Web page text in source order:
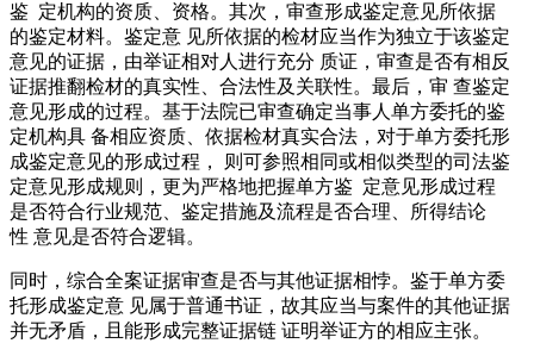
鉴 定机构的资质、资格。其次，审查形成鉴定意见所依据
的鉴定材料。鉴定意 见所依据的检材应当作为独立于该鉴定
意见的证据，由举证相对人进行充分 质证，审查是否有相反
证据推翻检材的真实性、合法性及关联性。最后，审 查鉴定
意见形成的过程。基于法院已审查确定当事人单方委托的鉴
定机构具 备相应资质、依据检材真实合法，对于单方委托形
成鉴定意见的形成过程， 则可参照相同或相似类型的司法鉴
定意见形成规则，更为严格地把握单方鉴 定意见形成过程
是否符合行业规范、鉴定措施及流程是否合理、所得结论
性 意见是否符合逻辑。
同时，综合全案证据审查是否与其他证据相悖。鉴于单方委
托形成鉴定意 见属于普通书证，故其应当与案件的其他证据
并无矛盾，且能形成完整证据链 证明举证方的相应主张。